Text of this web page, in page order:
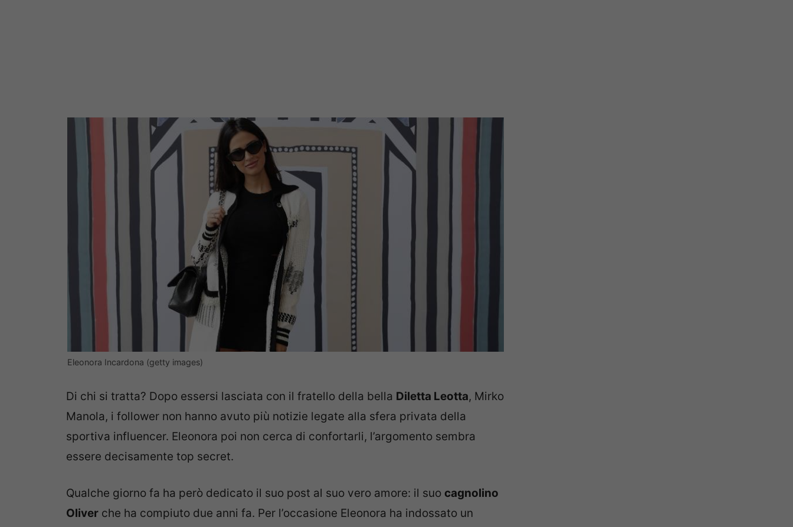
Eleonora Incardona (getty images)
Di chi si tratta? Dopo essersi lasciata con il fratello della bella Diletta Leotta, Mirko
Manola, i follower non hanno avuto più notizie legate alla sfera privata della
sportiva influencer. Eleonora poi non cerca di confortarli, l’argomento sembra
essere decisamente top secret.
Qualche giorno fa ha però dedicato il suo post al suo vero amore: il suo cagnolino
Oliver che ha compiuto due anni fa. Per l’occasione Eleonora ha indossato un